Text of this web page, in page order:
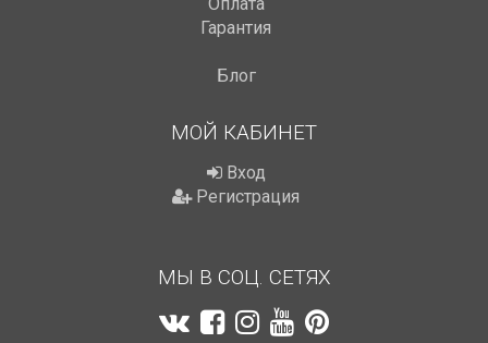
Гарантия
Блог
МОЙ КАБИНЕТ
Вход
Регистрация
МЫ В СОЦ. СЕТЯХ